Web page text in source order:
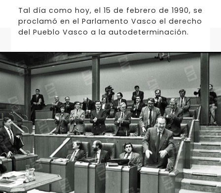
Tal día como hoy, el 15 de febrero de 1990, se
proclamó en el Parlamento Vasco el derecho
del Pueblo Vasco a la autodeterminación.